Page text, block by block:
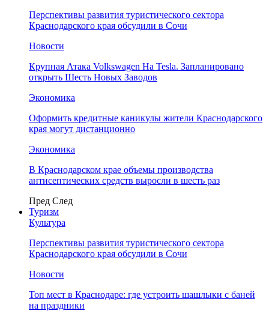
Перспективы развития туристического сектора
Краснодарского края обсудили в Сочи
Новости
Крупная Атака Volkswagen На Tesla. Запланировано
открыть Шесть Новых Заводов
Экономика
Оформить кредитные каникулы жители Краснодарского
края могут дистанционно
Экономика
В Краснодарском крае объемы производства
антисептических средств выросли в шесть раз
Пред След
Туризм
Культура
Перспективы развития туристического сектора
Краснодарского края обсудили в Сочи
Новости
Топ мест в Краснодаре: где устроить шашлыки с баней
на праздники